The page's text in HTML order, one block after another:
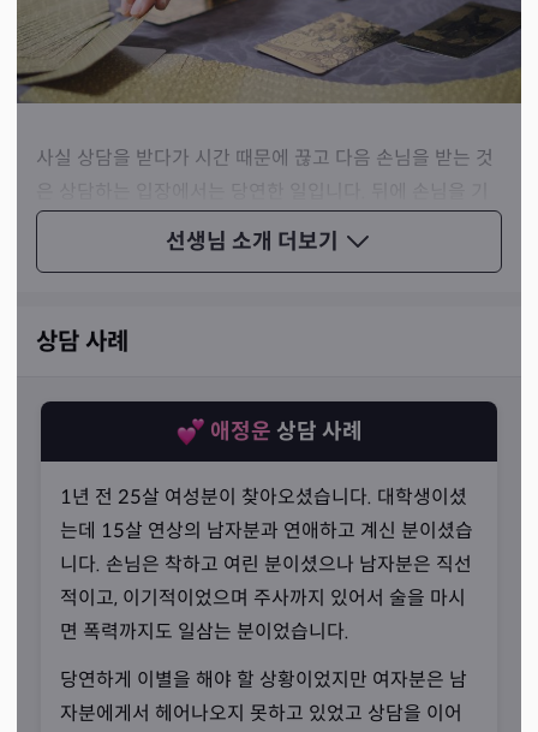
선생님 소개 더보기
사실 상담을 받다가 시간 때문에 끊고 다음 손님을 받는 것
다리게 할 수도 없고 선생님께서도 개인의 시간이 필요하기
때문이죠. 그래서 뒤에 예약만 없다면 그런 당연함마저 내
상담 사례
애정운 상담 사례
1년 전 25살 여성분이 찾아오셨습니다. 대학생이셨
는데 15살 연상의 남자분과 연애하고 계신 분이셨습
니다. 손님은 착하고 여린 분이셨으나 남자분은 직선
적이고, 이기적이었으며 주사까지 있어서 술을 마시
면 폭력까지도 일삼는 분이었습니다.
당연하게 이별을 해야 할 상황이었지만 여자분은 남
자분에게서 헤어나오지 못하고 있었고 상담을 이어